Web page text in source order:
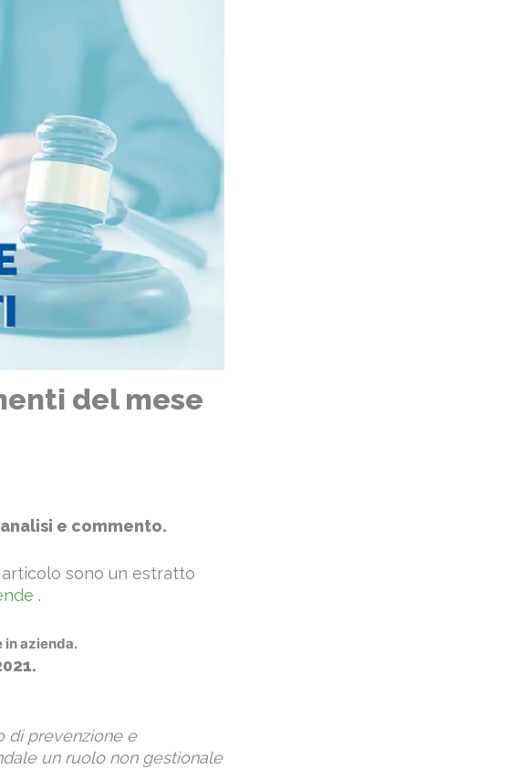
del mese
e commento.
sono un estratto
.
in azienda.
di prevenzione e
un ruolo non gestionale